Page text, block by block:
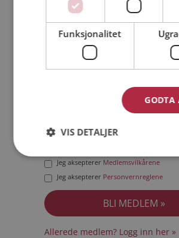
Jeg er en: Mann
Min alder:
Jeg aksepterer Medlemsvilkårene
Jeg aksepterer Personvernreglene
Allerede medlem? Logg inn her »
Funksjonalitet
GODTA
VIS DETALJER